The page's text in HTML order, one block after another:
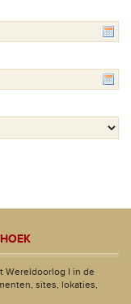
Wereldoorlog I in de
sites, lokaties,